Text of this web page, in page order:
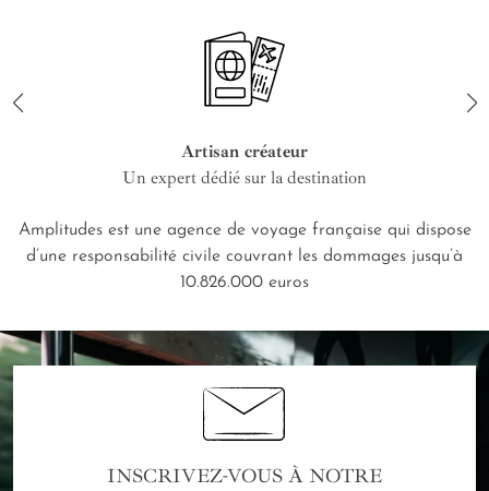
Artisan créateur
Un expert dédié sur la destination
Amplitudes est une agence de voyage française qui dispose
d’une responsabilité civile couvrant les dommages jusqu’à
10.826.000 euros
INSCRIVEZ-VOUS À NOTRE